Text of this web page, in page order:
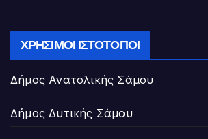
ΧΡΉΣΙΜΟΙ ΙΣΤΌΤΟΠΟΙ
Δήμος Ανατολικής Σάμου
Δήμος Δυτικής Σάμου